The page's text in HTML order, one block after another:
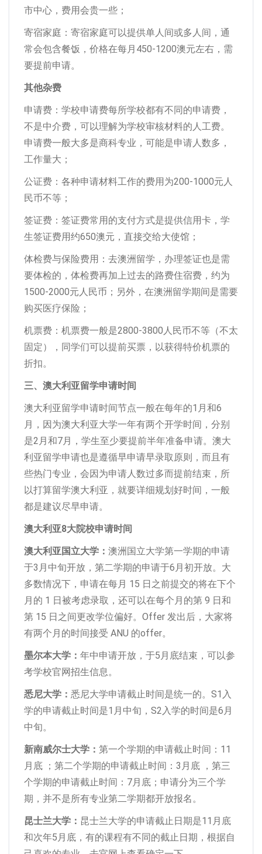
市中心，费用会贵一些；
寄宿家庭：寄宿家庭可以提供单人间或多人间，通
常会包含餐饭，价格在每月450-1200澳元左右，需
要提前申请。
其他杂费
申请费：学校申请费每所学校都有不同的申请费，
不是中介费，可以理解为学校审核材料的人工费。
申请费一般大多是商科专业，可能是申请人数多，
工作量大；
公证费：各种申请材料工作的费用为200-1000元人
民币不等；
签证费：签证费常用的支付方式是提供信用卡，学
生签证费用约650澳元，直接交给大使馆；
体检费与保险费用：去澳洲留学，办理签证也是需
要体检的，体检费再加上过去的路费住宿费，约为
1500-2000元人民币；另外，在澳洲留学期间是需要
购买医疗保险；
机票费：机票费一般是2800-3800人民币不等（不太
固定），同学们可以提前买票，以获得特价机票的
折扣。
三、澳大利亚留学申请时间
澳大利亚留学申请时间节点一般在每年的1月和6
月，因为澳大利亚大学一年有两个开学时间，分别
是2月和7月，学生至少要提前半年准备申请。澳大
利亚留学申请也是遵循早申请早录取原则，而且有
些热门专业，会因为申请人数过多而提前结束，所
以打算留学澳大利亚，就要详细规划好时间，一般
都是建议尽早申请。
澳大利亚8大院校申请时间
澳大利亚国立大学： 澳洲国立大学第一学期的申请
于3月中旬开放，第二学期的申请于6月初开放。大
多数情况下，申请在每月 15 日之前提交的将在下个
月的 1 日被考虑录取，还可以在每个月的第 9 日和
第 15 日之间更改学位偏好。Offer 发出后，大家将
有两个月的时间接受 ANU 的offer。
墨尔本大学： 年中申请开放，于5月底结束，可以参
考学校官网招生信息。
悉尼大学： 悉尼大学申请截止时间是统一的。S1入
学的申请截止时间是1月中旬，S2入学的时间是6月
中旬。
新南威尔士大学： 第一个学期的申请截止时间：11
月底 ；第二个学期的申请截止时间：3月底 ，第三
个学期的申请截止时间：7月底；申请分为三个学
期，并不是所有专业第二学期都开放报名。
昆士兰大学： 昆士兰大学的申请截止日期是11月底
和次年5月底，有的课程有不同的截止日期，根据自